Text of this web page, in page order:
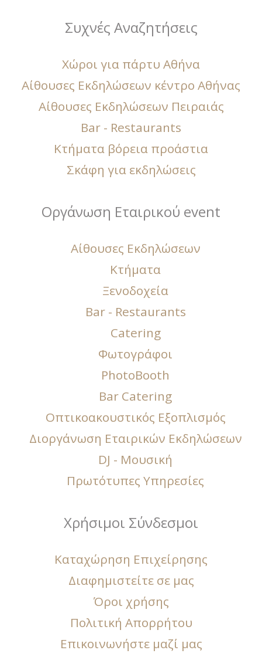
Συχνές Αναζητήσεις
Χώροι για πάρτυ Αθήνα
Αίθουσες Εκδηλώσεων κέντρο Αθήνας
Αίθουσες Εκδηλώσεων Πειραιάς
Bar - Restaurants
Κτήματα βόρεια προάστια
Σκάφη για εκδηλώσεις
Οργάνωση Εταιρικού event
Αίθουσες Εκδηλώσεων
Κτήματα
Ξενοδοχεία
Bar - Restaurants
Catering
Φωτογράφοι
PhotoBooth
Bar Catering
Οπτικοακουστικός Εξοπλισμός
Διοργάνωση Εταιρικών Εκδηλώσεων
DJ - Μουσική
Πρωτότυπες Υπηρεσίες
Χρήσιμοι Σύνδεσμοι
Καταχώρηση Επιχείρησης
Διαφημιστείτε σε μας
Όροι χρήσης
Πολιτική Απορρήτου
Επικοινωνήστε μαζί μας